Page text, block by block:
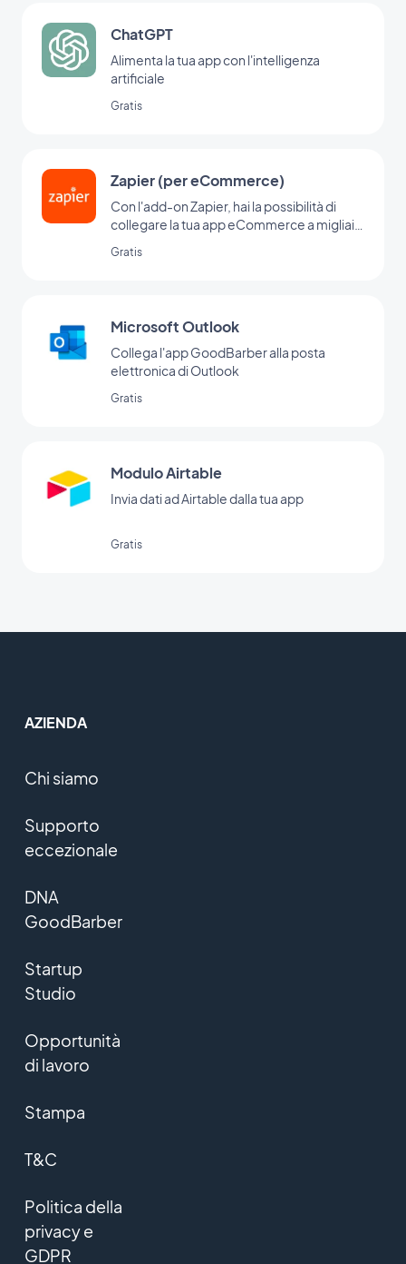
ChatGPT
Alimenta la tua app con l'intelligenza
artificiale
Gratis
Zapier (per eCommerce)
Con l'add-on Zapier, hai la possibilità di
collegare la tua app eCommerce a migliaia
impostare le automazioni senza dover
Gratis
Microsoft Outlook
Collega l'app GoodBarber alla posta
elettronica di Outlook
Gratis
Modulo Airtable
Invia dati ad Airtable dalla tua app
Gratis
AZIENDA
Chi siamo
Supporto
eccezionale
DNA
GoodBarber
Startup
Studio
Opportunità
di lavoro
Stampa
T&C
Politica della
privacy e
GDPR